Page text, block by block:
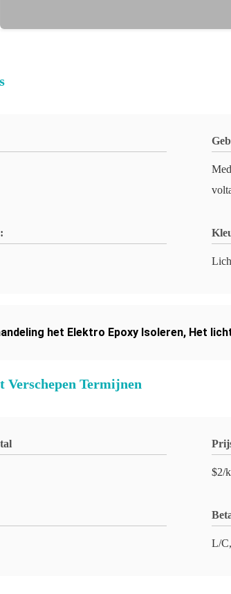
het Elektro Epoxy Isoleren, Het
Verschepen Termijnen
$2/
L/